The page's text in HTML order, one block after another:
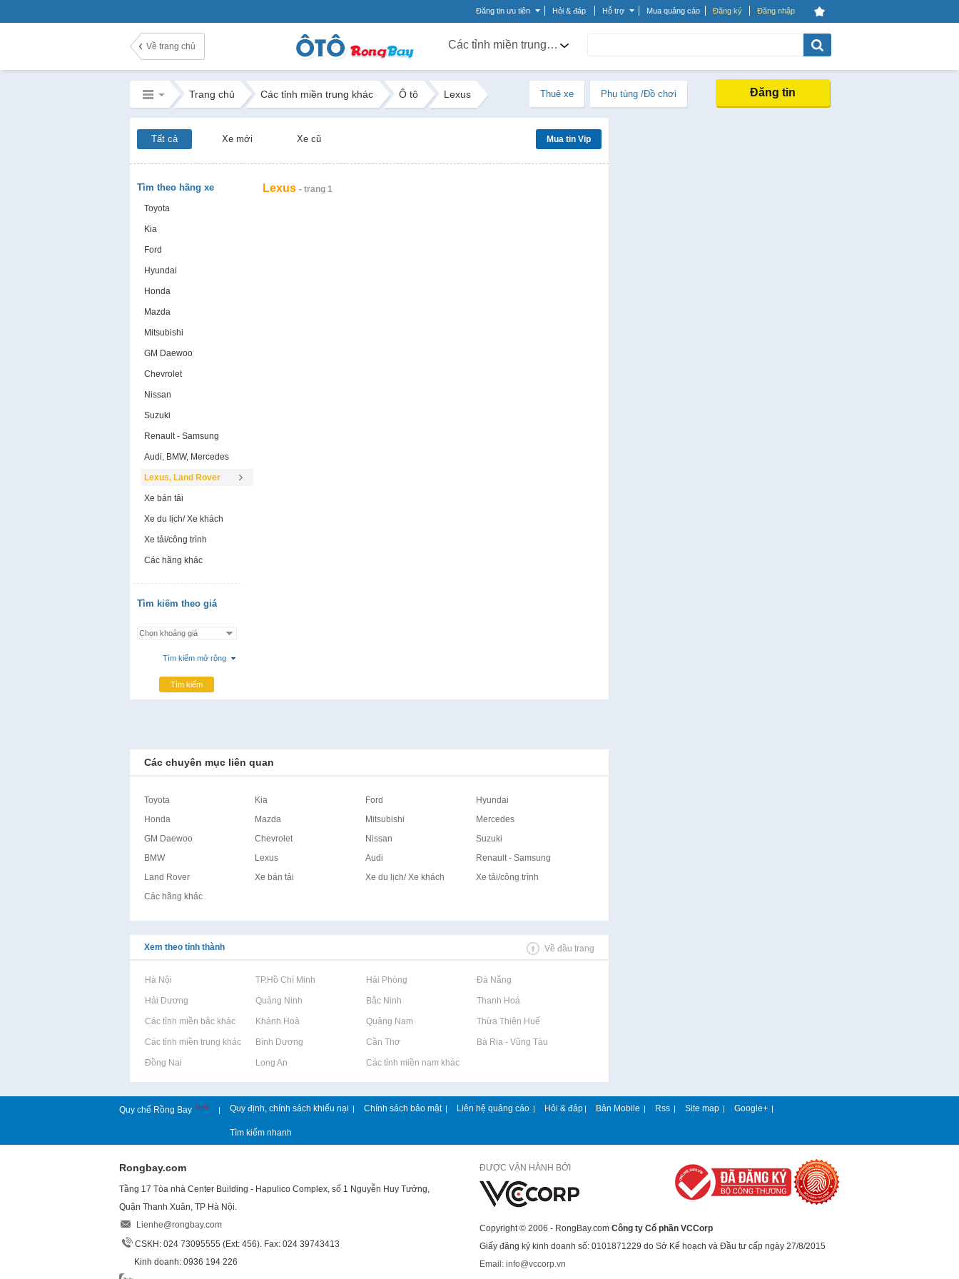
Đăng tin ưu tiên Hỏi & đáp Hỗ trợ Mua quảng cáo Đăng ký Đăng nhập
Về trang chủ Các tỉnh miền trung khác
Trang chủ Các tỉnh miền trung khác Ô tô Lexus Thuê xe Phụ tùng /Đồ chơi Đăng tin
Tất cả Xe mới Xe cũ Mua tin Vip
Tìm theo hãng xe
Toyota
Kia
Ford
Hyundai
Honda
Mazda
Mitsubishi
GM Daewoo
Chevrolet
Nissan
Suzuki
Renault - Samsung
Audi, BMW, Mercedes
Lexus, Land Rover
Xe bán tải
Xe du lịch/ Xe khách
Xe tải/công trình
Các hãng khác
Tìm kiếm theo giá
Tìm kiếm mở rộng
Tìm kiếm
Lexus - trang 1
Các chuyên mục liên quan
Toyota Kia Ford
Hyundai
Honda
Mazda Mitsubishi
Mercedes
GM Daewoo
Chevrolet Nissan
Suzuki
BMW
Lexus Audi
Renault - Samsung
Land Rover
Xe bán tải Xe du lịch/ Xe khách
Xe tải/công trình
Các hãng khác
Xem theo tỉnh thành Về đầu trang
Rao vặt tại Hà Nội Rao vặt tại TP.Hồ Chí Minh Rao vặt tại Hải Phòng Rao vặt tại Đà Nẵng
Rao vặt tại Hải Dương Rao vặt tại Quảng Ninh Rao vặt tại Bắc Ninh Rao vặt tại Thanh Hoá
Rao vặt tại Các tỉnh miền bắc khácRao vặt tại Khánh Hoà Rao vặt tại Quảng Nam Rao vặt tại Thừa Thiên Huế
Rao vặt tại Các tỉnh miền trung khácRao vặt tại Bình Dương Rao vặt tại Cần Thơ Rao vặt tại Bà Rịa - Vũng Tàu
Rao vặt tại Đồng Nai Rao vặt tại Long An Rao vặt tại Các tỉnh miền nam khác
Quy chế Rồng Bay New | Quy định, chính sách khiếu nại | Chính sách bảo mật | Liên hệ quảng cáo | Hỏi & đáp | Bản Mobile | Rss | Site map | Google+ |
Tìm kiếm nhanh
Rongbay.com
Tầng 17 Tòa nhà Center Building - Hapulico Complex, số 1 Nguyễn Huy Tưởng,
Quận Thanh Xuân, TP Hà Nội.
Lienhe@rongbay.com
CSKH: 024 73095555 (Ext: 456). Fax: 024 39743413
Kinh doanh: 0936 194 226
ĐƯỢC VẬN HÀNH BỞI
Copyright © 2006 - RongBay.com Công ty Cổ phần VCCorp
Giấy đăng ký kinh doanh số: 0101871229 do Sở Kế hoạch và Đầu tư cấp ngày 27/8/2015
Email: info@vccorp.vn